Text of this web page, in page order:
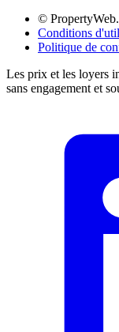
©
Conditions
Politique de
Les prix et les loyers
sans engagement et